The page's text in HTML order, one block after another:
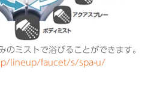
のミストで浴びることができます。
lineup/faucet/s/spa-u/